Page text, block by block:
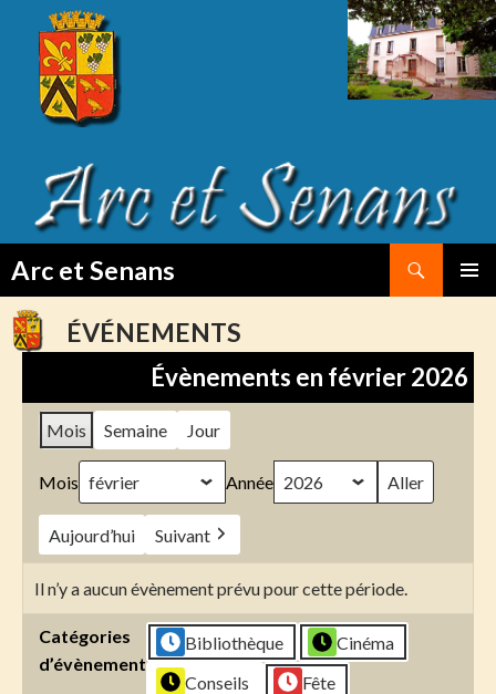
Arc et Senans
TO
CONTENTÉVÉNEMENTS
Évènements en février 2026
Mois Semaine Jour
Mois Année
Aujourd’hui Suivant
Il n’y a aucun évènement prévu pour cette période.
Catégories
d’évènement
Bibliothèque
Cinéma
Conseils
Fête